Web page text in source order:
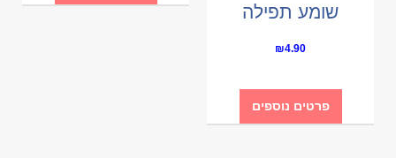
שומע תפילה
₪4.90
פרטים נוספים